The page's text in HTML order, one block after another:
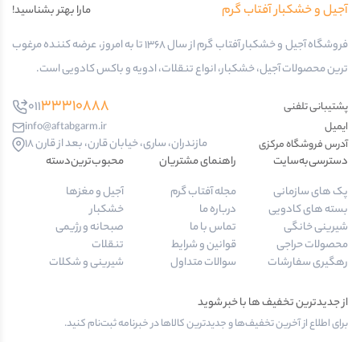
آجیل و خشکبار آفتاب گرم
مارا بهتر بشناسید!
فروشگاه آجیل و خشکبار آفتاب گرم از سال 1368 تا به امروز، عرضه کننده مرغوب
ترین محصولات آجیل، خشکبار، انواع تنقلات، ادویه و باکس کادویی است.
پشتیبانی تلفنی 01133310888
ایمیل
info@aftabgarm.ir
آدرس‌ فروشگاه مرکزی
مازندران، ساری، خیابان قارن، بعد از قارن 18
دسترسی‌به‌سایت
پک های سازمانی
بسته های کادویی
شیرینی خانگی
محصولات حراجی
رهگیری سفارشات
راهنمای مشتریان
مجله آفتاب گرم
درباره ما
تماس با ما
قوانین و شرایط
سوالات متداول
محبوب‌ترین‌دسته‌
آجیل و مغزها
خشکبار
صبحانه و رژیمی
تنقلات
شیرینی و شکلات
از جدیدترین تخفیف ها با خبر شوید
برای اطلاع از آخرین تخفیف‌ها و جدیدترین کالاها در خبرنامه ثبت‌نام کنید.